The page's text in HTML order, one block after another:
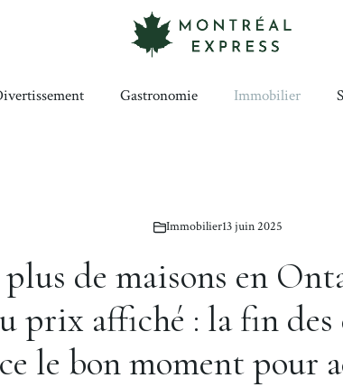
Gastronomie Immobilier
Immobilier13 juin 2025
de maisons en
prix affiché : la fin des
le bon moment pour